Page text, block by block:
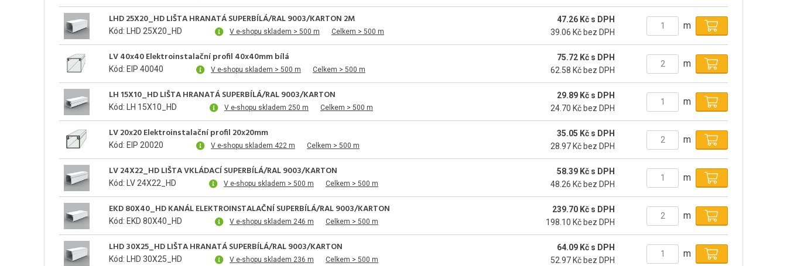
LHD 25X20_HD LIŠTA HRANATÁ SUPERBÍLÁ/RAL 9003/KARTON 2M
Kód: LHD 25X20_HD V e-shopu skladem > 500 m Celkem > 500 m
47.26 Kč s DPH
39.06 Kč bez DPH
m
LV 40x40 Elektroinstalační profil 40x40mm bílá
Kód: EIP 40040 V e-shopu skladem > 500 m Celkem > 500 m
75.72 Kč s DPH
62.58 Kč bez DPH
m
LH 15X10_HD LIŠTA HRANATÁ SUPERBÍLÁ/RAL 9003/KARTON
Kód: LH 15X10_HD V e-shopu skladem 250 m Celkem > 500 m
29.89 Kč s DPH
24.70 Kč bez DPH
m
LV 20x20 Elektroinstalační profil 20x20mm
Kód: EIP 20020 V e-shopu skladem 422 m Celkem > 500 m
35.05 Kč s DPH
28.97 Kč bez DPH
m
LV 24X22_HD LIŠTA VKLÁDACÍ SUPERBÍLÁ/RAL 9003/KARTON
Kód: LV 24X22_HD V e-shopu skladem > 500 m Celkem > 500 m
58.39 Kč s DPH
48.26 Kč bez DPH
m
EKD 80X40_HD KANÁL ELEKTROINSTALAČNÍ SUPERBÍLÁ/RAL 9003/KARTON
Kód: EKD 80X40_HD V e-shopu skladem 246 m Celkem > 500 m
239.70 Kč s DPH
198.10 Kč bez DPH
m
LHD 30X25_HD LIŠTA HRANATÁ SUPERBÍLÁ/RAL 9003/KARTON
Kód: LHD 30X25_HD V e-shopu skladem 236 m Celkem > 500 m
64.09 Kč s DPH
52.97 Kč bez DPH
m